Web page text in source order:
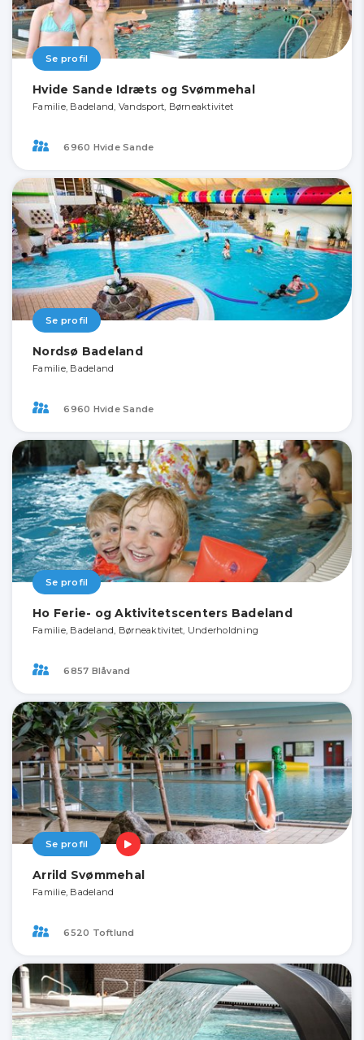
Se profil
Hvide Sande Idræts og Svømmehal
Familie, Badeland, Vandsport, Børneaktivitet
6960 Hvide Sande
Se profil
Nordsø Badeland
Familie, Badeland
6960 Hvide Sande
Se profil
Ho Ferie- og Aktivitetscenters Badeland
Familie, Badeland, Børneaktivitet, Underholdning
6857 Blåvand
Se profil
Arrild Svømmehal
Familie, Badeland
6520 Toftlund